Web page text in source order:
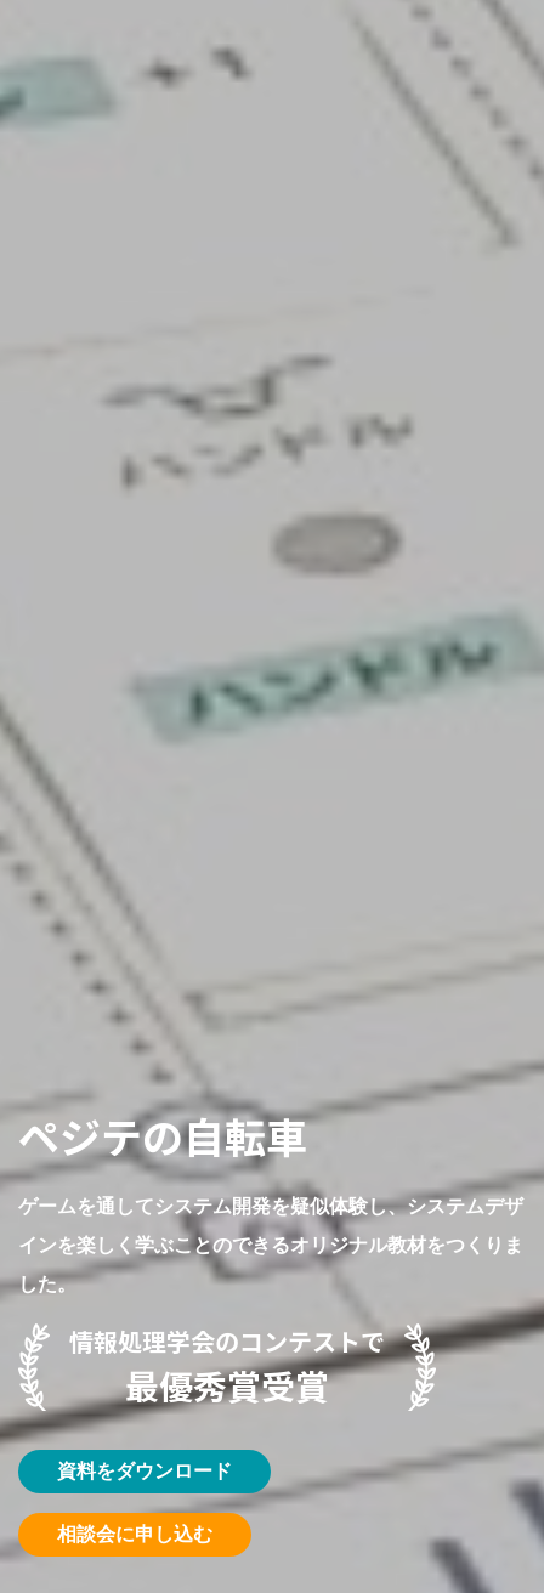
ペジテの自転車
ゲームを通してシステム開発を疑似体験し、システムデザ
インを楽しく学ぶことのできるオリジナル教材をつくりま
した。
情報処理学会のコンテストで
最優秀賞受賞
資料をダウンロード
相談会に申し込む